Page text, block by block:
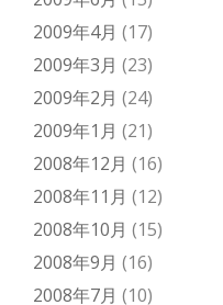
2009年4月 (17)
2009年3月 (23)
2009年2月 (24)
2009年1月 (21)
2008年12月 (16)
2008年11月 (12)
2008年10月 (15)
2008年9月 (16)
2008年7月 (10)